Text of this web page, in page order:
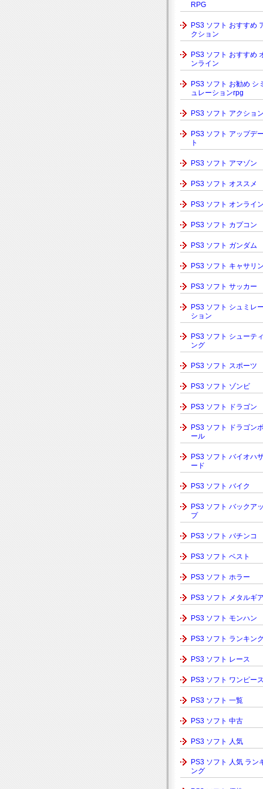
RPG
PS3 ソフト おすすめ
クション
PS3 ソフト おすすめ
ンライン
PS3 ソフト お勧め シミ
ュレーションrpg
PS3 ソフト アクション
PS3 ソフト アップデー
ト
PS3 ソフト アマゾン
PS3 ソフト オススメ
PS3 ソフト オンライン
PS3 ソフト カプコン
PS3 ソフト ガンダム
PS3 ソフト キャサリン
PS3 ソフト サッカー
PS3 ソフト シュミレー
ション
PS3 ソフト シューティ
ング
PS3 ソフト スポーツ
PS3 ソフト ゾンビ
PS3 ソフト ドラゴン
PS3 ソフト ドラゴン
ール
PS3 ソフト バイオハ
ード
PS3 ソフト バイク
PS3 ソフト バックアッ
プ
PS3 ソフト パチンコ
PS3 ソフト ベスト
PS3 ソフト ホラー
PS3 ソフト メタルギア
PS3 ソフト モンハン
PS3 ソフト ランキン
PS3 ソフト レース
PS3 ソフト ワンピース
PS3 ソフト 一覧
PS3 ソフト 中古
PS3 ソフト 人気
PS3 ソフト 人気 ラン
ング